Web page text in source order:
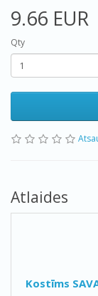
9.66 EUR
Qty
Atlaides
Kostīms